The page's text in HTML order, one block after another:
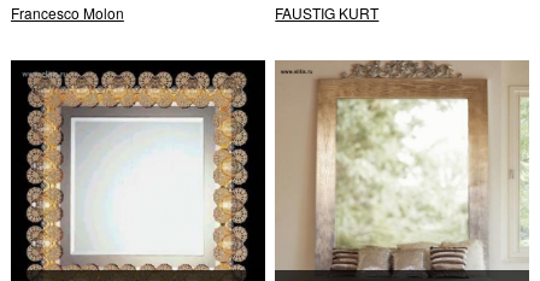
Francesco Molon FAUSTIG KURT